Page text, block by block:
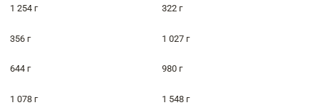
1 254 г 322 г
356 г 1 027 г
644 г 980 г
1 078 г 1 548 г